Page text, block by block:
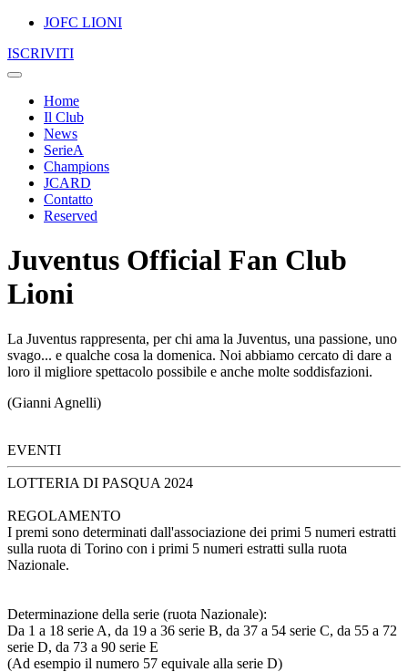
JOFC LIONI
ISCRIVITI
Home
Il Club
News
SerieA
Champions
JCARD
Contatto
Reserved
Juventus Official Fan Club
Lioni
La Juventus rappresenta, per chi ama la Juventus, una passione, uno
svago... e qualche cosa la domenica. Noi abbiamo cercato di dare a
loro il migliore spettacolo possibile e anche molte soddisfazioni.
(Gianni Agnelli)
EVENTI
LOTTERIA DI PASQUA 2024
REGOLAMENTO
I premi sono determinati dall'associazione dei primi 5 numeri estratti
sulla ruota di Torino con i primi 5 numeri estratti sulla ruota
Nazionale.
Determinazione della serie (ruota Nazionale):
Da 1 a 18 serie A, da 19 a 36 serie B, da 37 a 54 serie C, da 55 a 72
serie D, da 73 a 90 serie E
(Ad esempio il numero 57 equivale alla serie D)